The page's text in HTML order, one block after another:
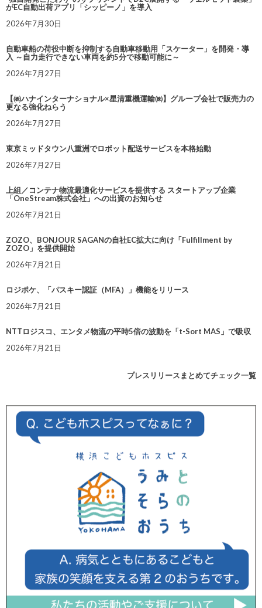
がEC自動出荷アプリ「シッピーノ」を導入
2026年7月30日
自動車船の荷役中断を抑制する自動車移動用「スケーター」を開発・導
入 ～自力走行できない車両を約5分で移動可能に～
2026年7月27日
【㈱ハナインターナショナル×星清重機運輸㈱】グループ会社で販売力の
更なる強化ねらう
2026年7月27日
東京ミッドタウン八重洲でロボット配送サービスを本格始動
2026年7月27日
上組／コンテナ物流最適化サービスを提供する スタートアップ企業
「OneStream株式会社」への出資のお知らせ
2026年7月21日
ZOZO、BONJOUR SAGANの自社EC拡大に向け「Fulfillment by
ZOZO」を提供開始
2026年7月21日
ロジポケ、「パスキー認証（MFA）」機能をリリース
2026年7月21日
NTTロジスコ、エンタメ物流の平時5倍の波動を「t-Sort MAS」で吸収
2026年7月21日
プレスリリースまとめてチェック一覧